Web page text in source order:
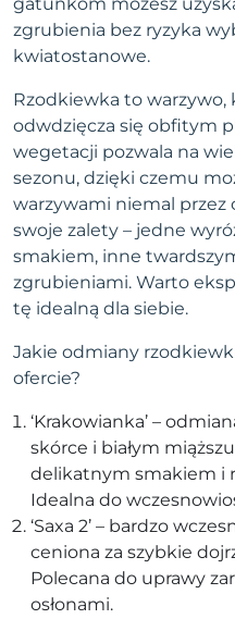
zgrubienia bez ryzyka
kwiatostanowe.
Rzodkiewka to warzywo,
odwdzięcza się obfitym
wegetacji pozwala na
sezonu, dzięki czemu
warzywami niemal przez
swoje zalety – jedne
smakiem, inne
zgrubieniami. Warto
tę idealną dla siebie.
Jakie odmiany
ofercie?
‘Krakowianka’ –
skórce i białym
delikatnym smakiem i
Idealna do
‘Saxa 2’ – bardzo
ceniona za szybkie
Polecana do uprawy
osłonami.